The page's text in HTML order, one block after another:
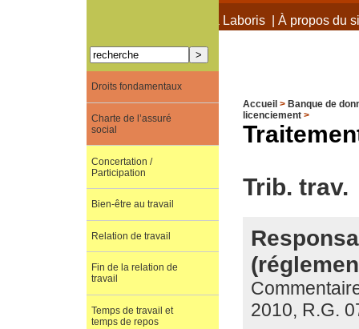
À propos de Terra Laboris| À propos du
Accueil > Banque de
licenciement>
Trib. trav.
2010, R.G.
Droits fondamentaux
Charte de l’assuré
social
Concertation /
Participation
Bien-être au travail
Relation de travail
Fin de la relation de
travail
Temps de travail et
temps de repos